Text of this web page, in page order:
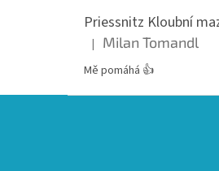
Hodnocení produktu je 5 z
| Milan Tomandl
Mě pomáhá 👍